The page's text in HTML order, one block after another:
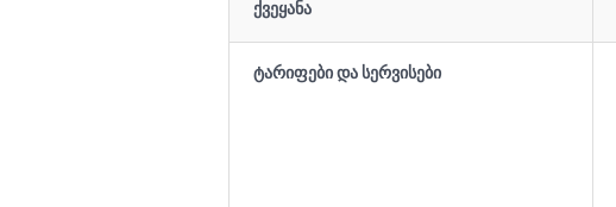
ქვეყანა
ტარიფები და სერვისები